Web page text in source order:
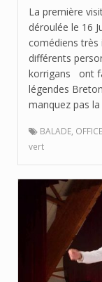
La première
déroulée le 16
comédiens très
différents
korrigans ont
légendes
manquez pas
BALADE
vert